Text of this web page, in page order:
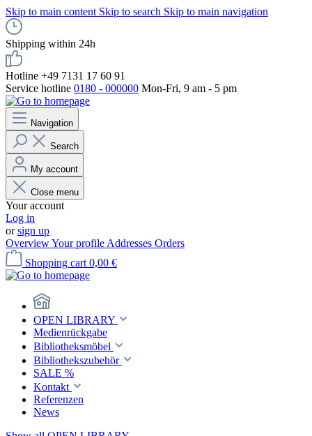
Skip to main content Skip to search Skip to main navigation
Shipping within 24h
Hotline +49 7131 17 60 91
Service hotline 0180 - 000000 Mon-Fri, 9 am - 5 pm
Navigation
Search
My account
Close menu
Your account
Log in
orsign up
OverviewYour profile Addresses Orders
Shopping cart 0,00 €
OPEN LIBRARY
Medienrückgabe
Bibliotheksmöbel
Bibliothekszubehör
SALE %
Kontakt
Referenzen
News